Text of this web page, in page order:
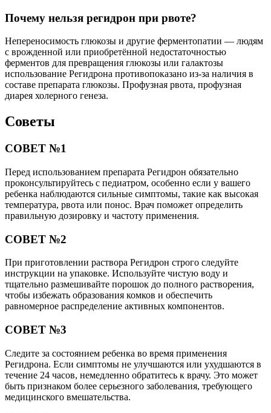
Почему нельзя регидрон при рвоте?
Непереносимость глюкозы и другие ферментопатии — людям
с врожденной или приобретённой недостаточностью
ферментов для превращения глюкозы или галактозы
использование Регидрона противопоказано из-за наличия в
составе препарата глюкозы. Профузная рвота, профузная
диарея холерного генеза.
Советы
СОВЕТ №1
Перед использованием препарата Регидрон обязательно
проконсультируйтесь с педиатром, особенно если у вашего
ребенка наблюдаются сильные симптомы, такие как высокая
температура, рвота или понос. Врач поможет определить
правильную дозировку и частоту применения.
СОВЕТ №2
При приготовлении раствора Регидрон строго следуйте
инструкции на упаковке. Используйте чистую воду и
тщательно размешивайте порошок до полного растворения,
чтобы избежать образования комков и обеспечить
равномерное распределение активных компонентов.
СОВЕТ №3
Следите за состоянием ребенка во время применения
Регидрона. Если симптомы не улучшаются или ухудшаются в
течение 24 часов, немедленно обратитесь к врачу. Это может
быть признаком более серьезного заболевания, требующего
медицинского вмешательства.